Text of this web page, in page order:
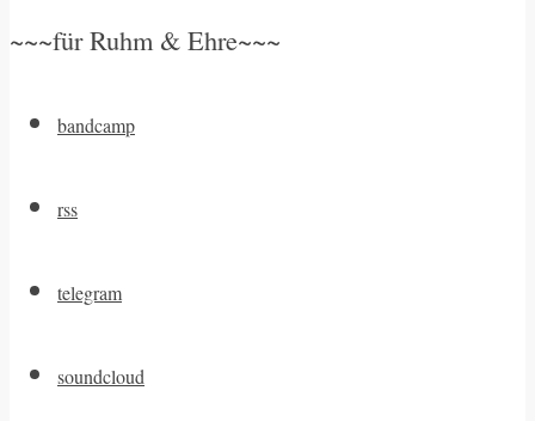
~~~für Ruhm & Ehre~~~
bandcamp
rss
telegram
soundcloud